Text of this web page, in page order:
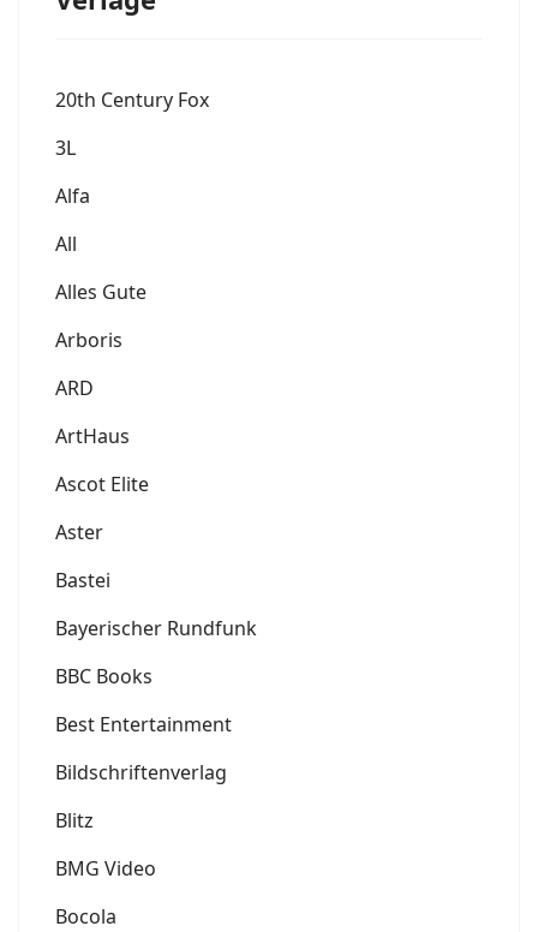
20th Century Fox
3L
Alfa
All
Alles Gute
Arboris
ARD
ArtHaus
Ascot Elite
Aster
Bastei
Bayerischer Rundfunk
BBC Books
Best Entertainment
Bildschriftenverlag
Blitz
BMG Video
Bocola